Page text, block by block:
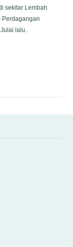
sekitar Lembah
Perdagangan
lalu.